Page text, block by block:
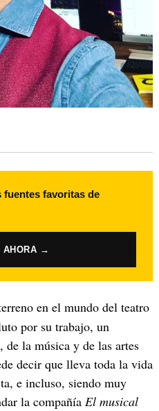
fuentes favoritas de
AHORA →
en el mundo del teatro
por su trabajo, un
de la música y de las artes
decir que lleva toda la vida
e incluso, siendo muy
la compañía El musical